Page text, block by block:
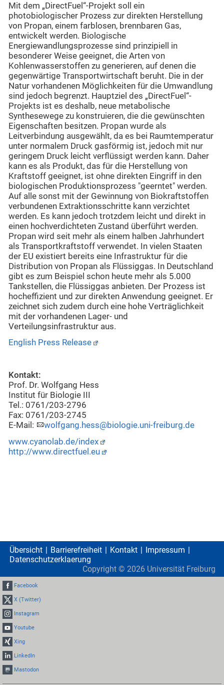
Mit dem „DirectFuel“-Projekt soll ein
photobiologischer Prozess zur direkten Herstellung
von Propan, einem farblosen, brennbaren Gas,
entwickelt werden. Biologische
Energiewandlungsprozesse sind prinzipiell in
besonderer Weise geeignet, die Arten von
Kohlenwasserstoffen zu generieren, auf denen die
gegenwärtige Transportwirtschaft beruht. Die in der
Natur vorhandenen Möglichkeiten für die Umwandlung
sind jedoch begrenzt. Hauptziel des „DirectFuel“-
Projekts ist es deshalb, neue metabolische
Synthesewege zu konstruieren, die die gewünschten
Eigenschaften besitzen. Propan wurde als
Leitverbindung ausgewählt, da es bei Raumtemperatur
unter normalem Druck gasförmig ist, jedoch mit nur
geringem Druck leicht verflüssigt werden kann. Daher
kann es als Produkt, das für die Herstellung von
Kraftstoff geeignet, ist ohne direkten Eingriff in den
biologischen Produktionsprozess "geerntet" werden.
Auf alle sonst mit der Gewinnung von Biokraftstoffen
verbundenen Extraktionsschritte kann verzichtet
werden. Es kann jedoch trotzdem leicht und direkt in
einen hochverdichteten Zustand überführt werden.
Propan wird seit mehr als einem halben Jahrhundert
als Transportkraftstoff verwendet. In vielen Staaten
der EU existiert bereits eine Infrastruktur für die
Distribution von Propan als Flüssiggas. In Deutschland
gibt es zum Beispiel schon heute mehr als 5.000
Tankstellen, die Flüssiggas anbieten. Der Prozess ist
hocheffizient und zur direkten Anwendung geeignet. Er
zeichnet sich zudem durch eine hohe Verträglichkeit
mit der vorhandenen Lager- und
Verteilungsinfrastruktur aus.
English Press Release
Kontakt:
Prof. Dr. Wolfgang Hess
Institut für Biologie III
Tel.: 0761/203-2796
Fax: 0761/203-2745
E-Mail:
wolfgang.hess@biologie.uni-freiburg.de
www.cyanolab.de/index
http://www.directfuel.eu
Übersicht Barrierefreiheit Kontakt
Impressum
Datenschutzerklaerung
Copyright © 2026 Universität Freiburg
Facebook
X (Twitter)
Instagram
Youtube
Xing
LinkedIn
Mastodon